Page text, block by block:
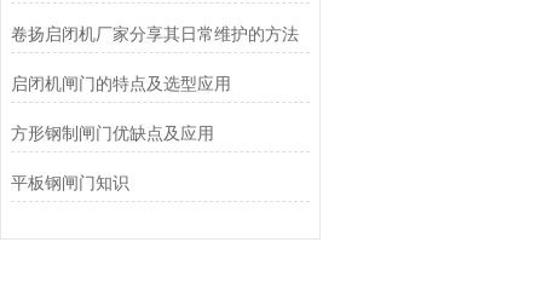
卷扬启闭机厂家分享其日常维护的方法
启闭机闸门的特点及选型应用
方形钢制闸门优缺点及应用
平板钢闸门知识